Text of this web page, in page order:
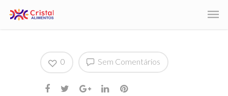
Sem Comentários
0